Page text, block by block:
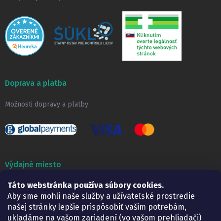
Táto webstránka používa súbory cookies.
Aby sme mohli naše služby a užívateľské prostredie
našej stránky lepšie prispôsobiť vašim potrebám,
ukladáme na vašom zariadení (vo vašom prehliadači)
Doprava a platba
Možnosti dopravy a platby
Výdajné miesto
Lekáreň ADONAI
Košice – Smetanova 2
Pondelok:
07.30 – 15.30 h.
Utorok:
07.30 – 16.00 h.